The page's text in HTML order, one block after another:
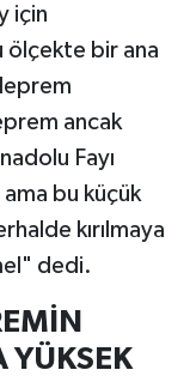
için
ölçekte bir ana
ancak
Fayı
bu küçük
kırılmaya
dedi.
YÜKSEK